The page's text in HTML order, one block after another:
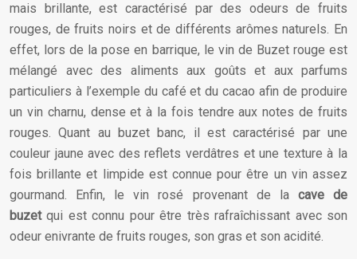
mais brillante, est caractérisé par des odeurs de fruits
rouges, de fruits noirs et de différents arômes naturels. En
effet, lors de la pose en barrique, le vin de Buzet rouge est
mélangé avec des aliments aux goûts et aux parfums
particuliers à l’exemple du café et du cacao afin de produire
un vin charnu, dense et à la fois tendre aux notes de fruits
rouges. Quant au buzet banc, il est caractérisé par une
couleur jaune avec des reflets verdâtres et une texture à la
fois brillante et limpide est connue pour être un vin assez
gourmand. Enfin, le vin rosé provenant de la cave de
buzetqui est connu pour être très rafraîchissant avec son
odeur enivrante de fruits rouges, son gras et son acidité.